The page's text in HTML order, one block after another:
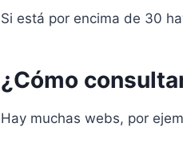
Si está por encima de 30
¿Cómo
Hay muchas webs, por